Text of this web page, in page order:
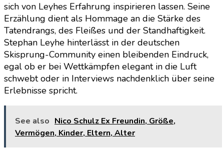
sich von Leyhes Erfahrung inspirieren lassen. Seine
Erzählung dient als Hommage an die Stärke des
Tatendrangs, des Fleißes und der Standhaftigkeit.
Stephan Leyhe hinterlässt in der deutschen
Skisprung-Community einen bleibenden Eindruck,
egal ob er bei Wettkämpfen elegant in die Luft
schwebt oder in Interviews nachdenklich über seine
Erlebnisse spricht.
See also Nico Schulz Ex Freundin, Größe,
Vermögen, Kinder, Eltern, Alter